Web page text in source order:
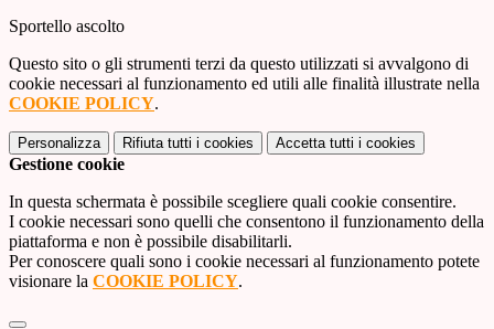
Sportello ascolto
Questo sito o gli strumenti terzi da questo utilizzati si avvalgono di
cookie necessari al funzionamento ed utili alle finalità illustrate nella
COOKIE POLICY.
Personalizza Rifiuta tutti i cookies Accetta tutti i cookies
Gestione cookie
In questa schermata è possibile scegliere quali cookie consentire.
I cookie necessari sono quelli che consentono il funzionamento della
piattaforma e non è possibile disabilitarli.
Per conoscere quali sono i cookie necessari al funzionamento potete
visionare la COOKIE POLICY.